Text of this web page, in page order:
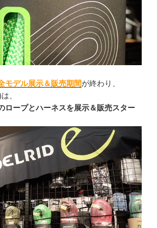
モデル展示＆販売期間が終わり、
、
ロープとハーネスを展示＆販売スター